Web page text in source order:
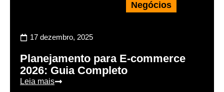
Negócios
17 dezembro, 2025
Planejamento para E-commerce
2026: Guia Completo
Leia mais